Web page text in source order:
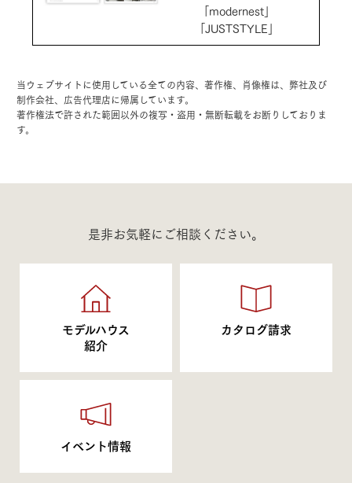
「modernest」
「JUSTSTYLE」
当ウェブサイトに使用している全ての内容、著作権、肖像権は、弊社及び
制作会社、広告代理店に帰属しています。
著作権法で許された範囲以外の複写・盗用・無断転載をお断りしておりま
す。
是非お気軽にご相談ください。
モデルハウス
紹介
カタログ請求
イベント情報